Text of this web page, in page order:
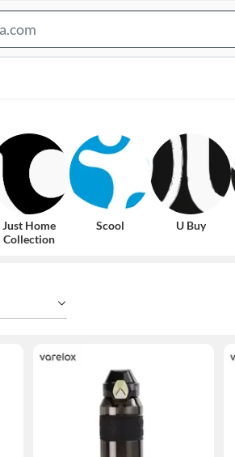
Bar
Just Home
Collection
Scool U Buy